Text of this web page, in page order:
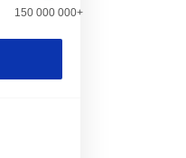
150 000 000+